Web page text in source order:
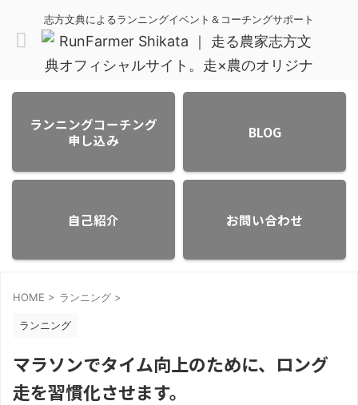
志方文典によるランニングイベント＆コーチングサポート
ランニングコーチング
申し込み
BLOG
自己紹介 お問い合わせ
HOME > ランニング >
ランニング
マラソンでタイム向上のために、ロング
走を習慣化させます。